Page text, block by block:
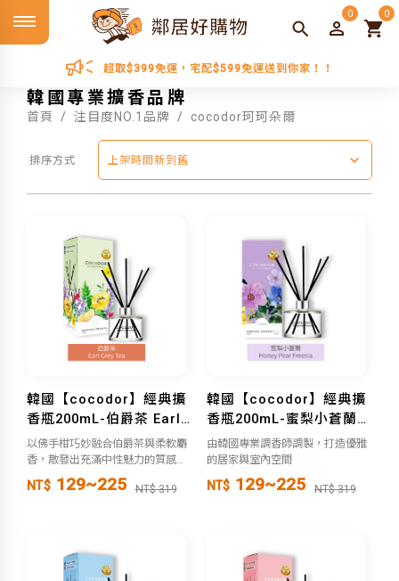
超取$399免運，宅配$599免運送到你家！！
0 0
韓國專業擴香品牌
首頁 注目度NO.1品牌 cocodor珂珂朵爾
排序方式 上架時間新到舊
韓國【cocodor】經典擴
香瓶200mL-伯爵茶 Earl
Grey Tea
以佛手柑巧妙融合伯爵茶與柔軟麝
香，散發出充滿中性魅力的質感香
氣，為您的空間增添優雅與沉靜的
氛圍。
NT$ 129~225 NT$ 319
韓國【cocodor】經典擴
香瓶200mL-蜜梨小蒼蘭
Honey Pear Freesia
由韓國專業調香師調製，打造優雅
的居家與室內空間
NT$ 129~225 NT$ 319